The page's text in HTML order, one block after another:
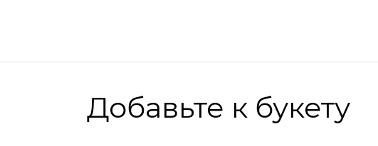
Добавьте к букету